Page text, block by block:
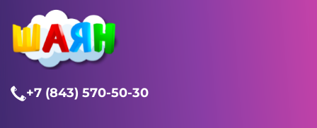
+7 (843) 570-50-30